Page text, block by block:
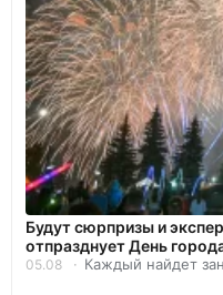
Будут сюрпризы и
отпразднует День
05.08 Каждый найдет